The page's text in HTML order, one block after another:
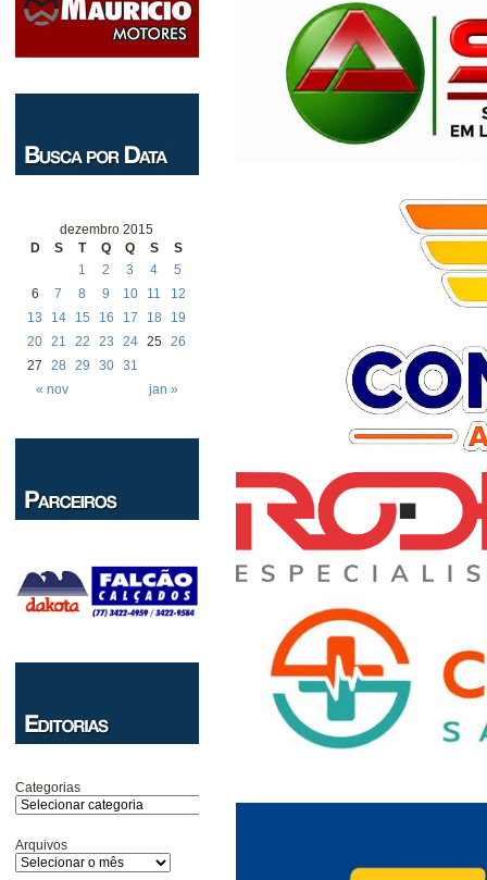
dezembro 2015
D
S T Q Q S S
« nov jan »
1 2 3 4
5
6
7 8 9 10 11
12
13
14 15 16 17 18
19
20 21 22 23 24 25 26
27
28 29 30 31
Categorias
Arquivos